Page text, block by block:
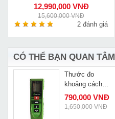
12,990,000 VNĐ
15,600,000 VNĐ
2 đánh giá
CÓ THỂ BẠN QUAN TÂM
Thước đo
khoảng cách
laze Alien AL-
40
790,000 VNĐ
1,650,000 VNĐ